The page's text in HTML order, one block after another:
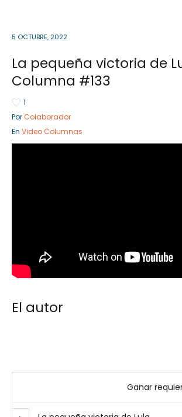
Sector Público
Servicios
5 OCTUBRE, 2022
La pequeña victoria de
Columna #133
1
Por Colaborador
En Video Columnas
El autor
Ganar